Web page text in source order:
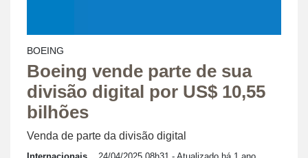
BOEING
Boeing vende parte de sua
divisão digital por US$ 10,55
bilhões
Venda de parte da divisão digital